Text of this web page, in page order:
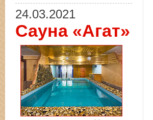
24.03.2021
Сауна «Агат»